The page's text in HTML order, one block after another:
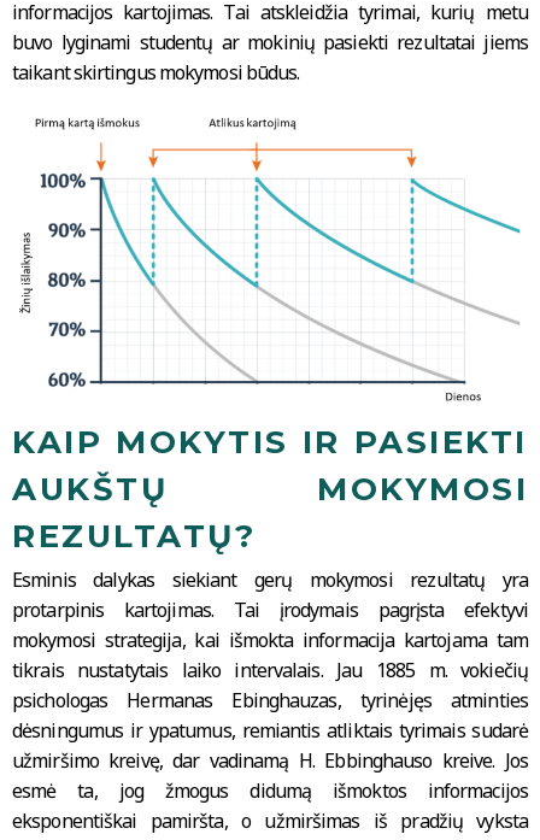
informacijos kartojimas. Tai atskleidžia tyrimai, kurių metu
buvo lyginami studentų ar mokinių pasiekti rezultatai jiems
taikant skirtingus mokymosi būdus.
KAIP MOKYTIS IR PASIEKTI
AUKŠTŲ MOKYMOSI
REZULTATŲ?
Esminis dalykas siekiant gerų mokymosi rezultatų yra
protarpinis kartojimas. Tai įrodymais pagrįsta efektyvi
mokymosi strategija, kai išmokta informacija kartojama tam
tikrais nustatytais laiko intervalais. Jau 1885 m. vokiečių
psichologas Hermanas Ebinghauzas, tyrinėjęs atminties
dėsningumus ir ypatumus, remiantis atliktais tyrimais sudarė
užmiršimo kreivę, dar vadinamą H. Ebbinghauso kreive. Jos
esmė ta, jog žmogus didumą išmoktos informacijos
eksponentiškai pamiršta, o užmiršimas iš pradžių vyksta